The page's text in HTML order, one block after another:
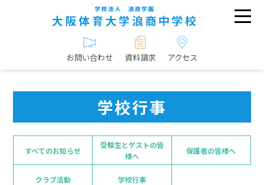
お問い合わせ 資料請求 アクセス
学校行事
すべてのお知らせ
受験生とゲストの皆
様へ
保護者の皆様へ
クラブ活動 学校行事